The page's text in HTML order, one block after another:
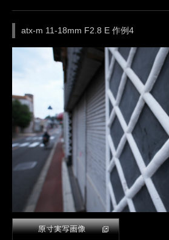
atx-m 11-18mm F2.8 E 作例4